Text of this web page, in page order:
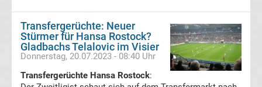
Transfergerüchte
MSV
Duisburg
Transfergerüchte: Neuer
Stürmer für Hansa Rostock?
Gladbachs Telalovic im Visier
Donnerstag, 20.07.2023 - 08:40 Uhr
Transfergerüchte Hansa Rostock: